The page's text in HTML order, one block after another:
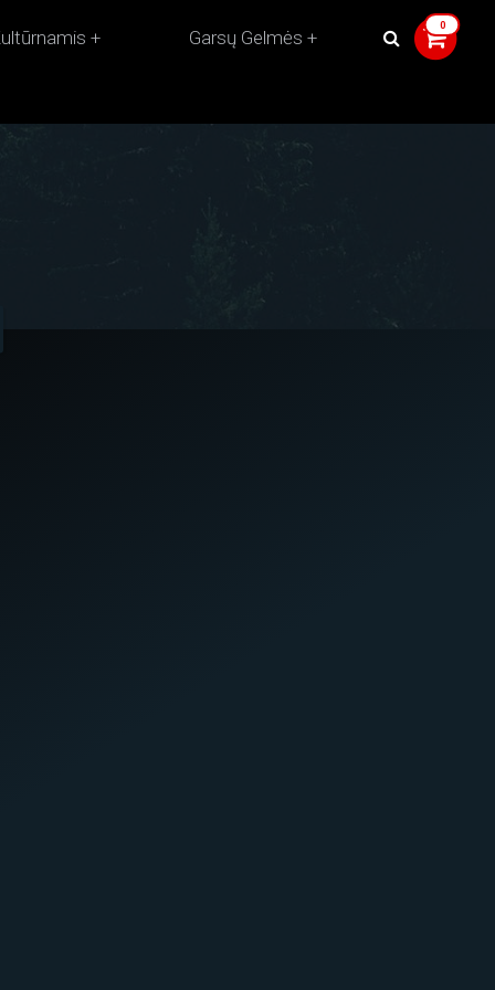
Garsų Gelmės